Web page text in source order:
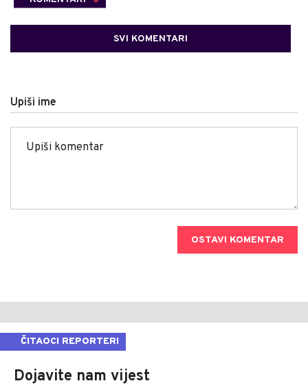
SVI KOMENTARI
Upiši ime
OSTAVI KOMENTAR
ČITAOCI REPORTERI
Dojavite nam vijest